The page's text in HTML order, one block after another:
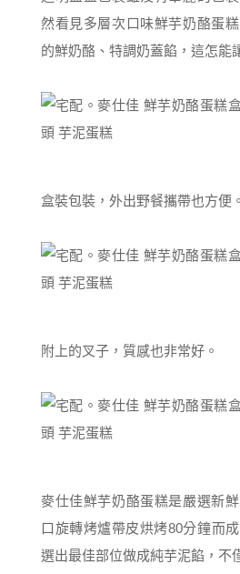
然看見多層次口味鮮芋奶酪蛋
的鮮奶酪、特調奶蓋餡，這怎能
盒裝包裝，外出野餐攜帶也方便。
附上的叉子，質感也非常好。
麥仕佳鮮芋奶酪蛋糕是嚴選新
口旋轉烤爐帶皮烘烤80分鐘而
選出最佳部位做成純芋泥餡，不